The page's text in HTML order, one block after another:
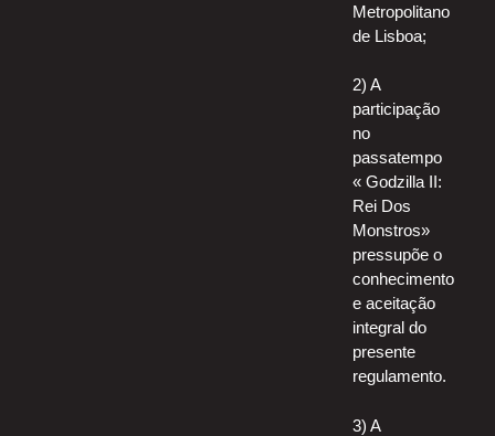
Metropolitano
de Lisboa;
2) A
participação
no
passatempo
« Godzilla II:
Rei Dos
Monstros»
pressupõe o
conhecimento
e aceitação
integral do
presente
regulamento.
3) A